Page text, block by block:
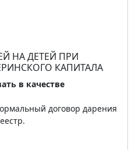
НА ДЕТЕЙ ПРИ
КАПИТАЛА
в качестве
договор дарения